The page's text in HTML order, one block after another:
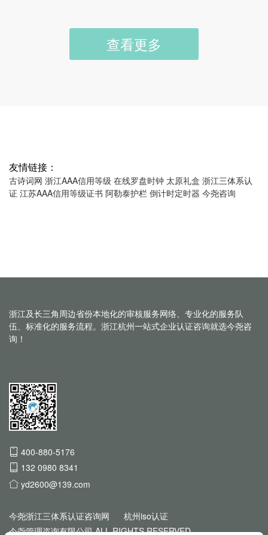
查看更多
友情链接：
古诗词网 浙江AAA信用等级 在线罗盘时钟 太原礼盒 浙江三体系认
证 江苏AAA信用等级证书 阿勒泰护栏 倒计时定时器 今尧咨询
浙江及长三角周边省份本地化的审核服务网络、专业化的服务队
伍、标准化的服务流程。浙江杭州一站式企业认证咨询就选今尧咨
询！
400-880-5176
132 0980 8341
yd2600@139.com
今尧浙江三体系认证咨询网
杭州iso认证
今尧管理咨询有限公司 ALL RIGHTS RESERVED.